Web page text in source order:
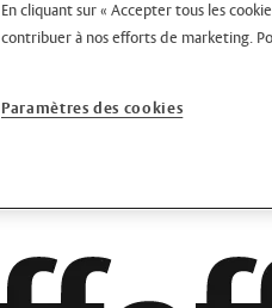
En cliquant sur « Accepter tous les
contribuer à nos efforts de marketing.
Paramètres des cookies